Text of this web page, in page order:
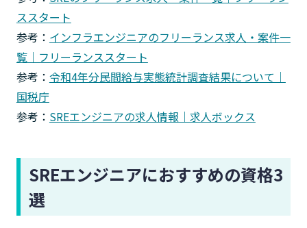
ススタート
参考： インフラエンジニアのフリーランス求人・案件一
覧｜フリーランススタート
参考： 令和4年分民間給与実態統計調査結果について｜
国税庁
参考： SREエンジニアの求人情報｜求人ボックス
SREエンジニアにおすすめの資格3
選